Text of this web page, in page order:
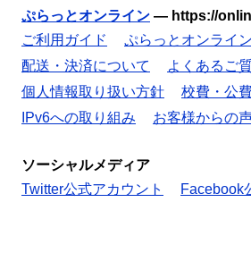
ぷらっとオンライン — https://
ご利用ガイド
ぷらっとオンライ
配送・決済について
よくあるご
個人情報取り扱い方針
校費・公
IPv6への取り組み
お客様からの
ソーシャルメディア
Twitter公式アカウント
Facebook